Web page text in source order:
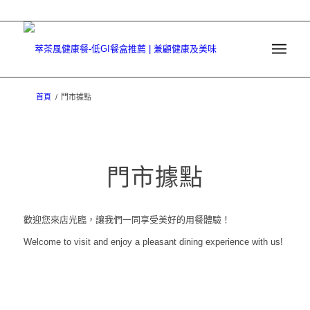
首頁 / 門市據點
門市據點
歡迎您來店光臨，讓我們一同享受美好的用餐體驗！
Welcome to visit and enjoy a pleasant dining experience with us!